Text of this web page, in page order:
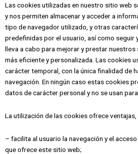
Las cookies utilizadas en nuestro sitio web
y nos permiten almacenar y acceder a
tipo de navegador utilizado, y otras
predefinidas por el usuario, así como seguir
lleva a cabo para mejorar y prestar nuestros
más eficiente y personalizada. Las cookies
carácter temporal, con la única finalidad de
navegación. En ningún caso estas cookies
datos de carácter personal y no se usan
La utilización de las cookies ofrece
– facilita al usuario la navegación y el
que ofrece este sitio web;